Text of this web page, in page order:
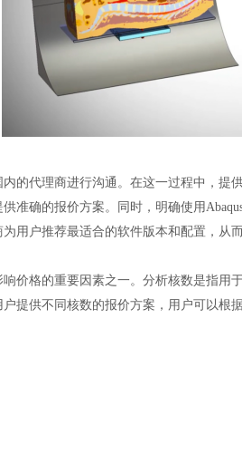
的代理商进行沟通。在这一过程中，
供准确的报价方案。同时，明确使用
用户推荐最适合的软件版本和配置，从
价格的重要因素之一。分析核数是指用
提供不同核数的报价方案，用户可以根